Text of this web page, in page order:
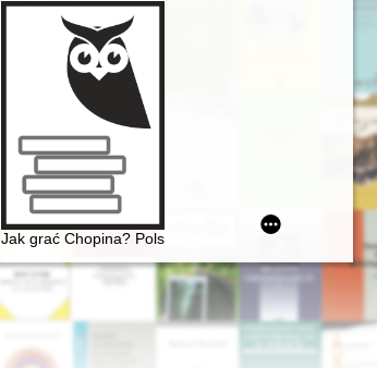
Jak grać Chopina? Polska krytyka muzyczna o